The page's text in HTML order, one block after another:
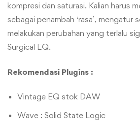
kompresi dan saturasi. Kalian harus
sebagai penambah ‘rasa’, mengatur
melakukan perubahan yang terlalu
Surgical EQ.
Rekomendasi Plugins :
Vintage EQ stok DAW
Wave : Solid State Logic